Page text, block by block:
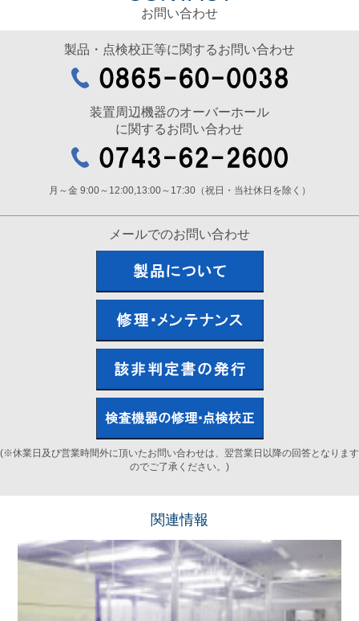
お問い合わせ
製品・点検校正等に関するお問い合わせ
装置周辺機器のオーバーホール
に関するお問い合わせ
月～金 9:00～12:00,13:00～17:30（祝日・当社休日を除く）
メールでのお問い合わせ
(※休業日及び営業時間外に頂いたお問い合わせは、翌営業日以降の回答となります
のでご了承ください。)
関連情報